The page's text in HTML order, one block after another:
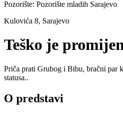
Pozorište: Pozorište mladih Sarajevo
Kulovića 8, Sarajevo
Teško je
Priča prati Grubog i Bibu, bračni par
statusa..
O predstavi